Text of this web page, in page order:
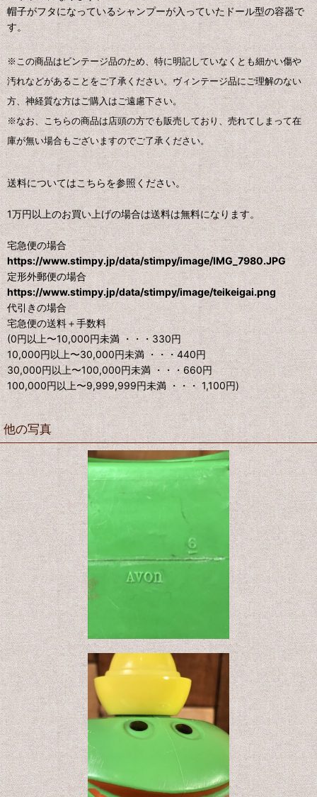
帽子がフタになっているシャンプーが入っていたドール型の容器で
す。
※この商品はビンテージ品のため、特に明記していなくとも細かい傷や
汚れなどがあることをご了承ください。ヴィンテージ品にご理解のない
方、神経質な方はご購入はご遠慮下さい。
※なお、こちらの商品は店頭の方でも販売しており、売れてしまって在
庫が無い場合もございますのでご了承ください。
送料についてはこちらを参照ください。
1万円以上のお買い上げの場合は送料は無料になります。
宅急便の場合
https://www.stimpy.jp/data/stimpy/image/IMG_7980.JPG
定形外郵便の場合
https://www.stimpy.jp/data/stimpy/image/teikeigai.png
代引きの場合
宅急便の送料＋手数料
(0円以上〜10,000円未満 ・・・330円
10,000円以上〜30,000円未満 ・・・440円
30,000円以上〜100,000円未満 ・・・660円
100,000円以上〜9,999,999円未満 ・・・ 1,100円)
他の写真